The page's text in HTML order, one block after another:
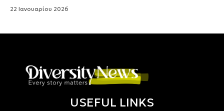
22 Ιανουαρίου 2026
USEFUL LINKS